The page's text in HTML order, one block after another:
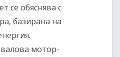
се обяснява с
базирана на
мотор-